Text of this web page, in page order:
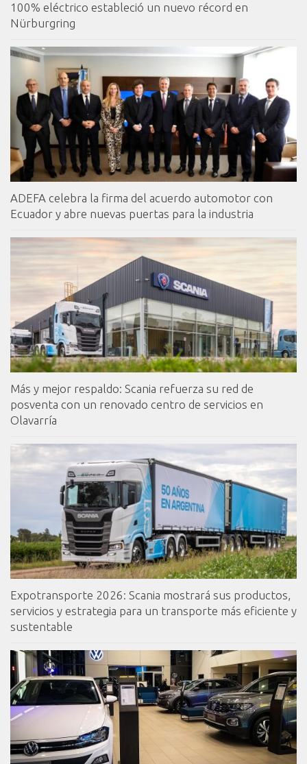
100% eléctrico estableció un nuevo récord en
Nürburgring
ADEFA celebra la firma del acuerdo automotor con
Ecuador y abre nuevas puertas para la industria
Más y mejor respaldo: Scania refuerza su red de
posventa con un renovado centro de servicios en
Olavarría
Expotransporte 2026: Scania mostrará sus productos,
servicios y estrategia para un transporte más eficiente y
sustentable